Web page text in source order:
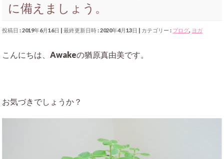
に備えましょう。
投稿日 : 2019年6月16日 最終更新日時 : 2020年4月13日 カテゴリー : ブログ, ヨガ
こんにちは、Awakeの猶原真由美です。
お気づきでしょうか？